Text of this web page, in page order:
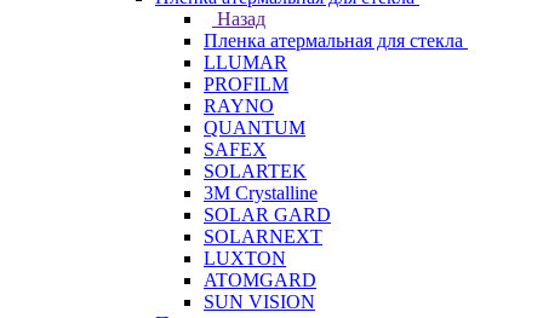
Назад
Пленка атермальная для стекла
LLUMAR
PROFILM
RAYNO
QUANTUM
SAFEX
SOLARTEK
3M Crystalline
SOLAR GARD
SOLARNEXT
LUXTON
ATOMGARD
SUN VISION